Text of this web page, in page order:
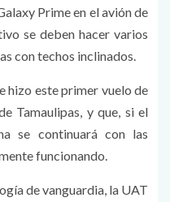
Prime en el avión de
se deben hacer varios
con techos inclinados.
hizo este primer vuelo de
Tamaulipas, y que, si el
se continuará con las
funcionando.
de vanguardia, la UAT